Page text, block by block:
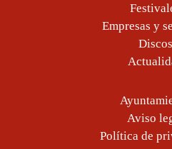
Empresas y
Discos
Aviso
Política de